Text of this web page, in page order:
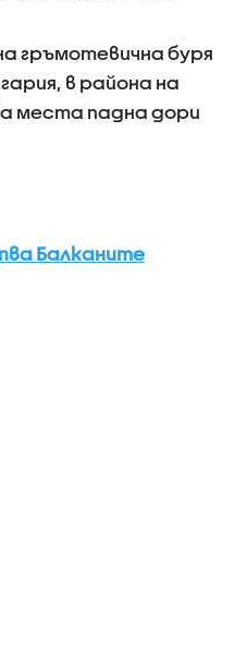
гръмотевична буря
в района на
места падна дори
Балканите